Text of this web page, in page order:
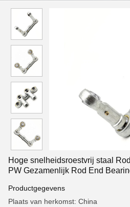
Hoge snelheidsroestvrij staal
PW Gezamenlijk Rod End
Productgegevens
Plaats van herkomst: China